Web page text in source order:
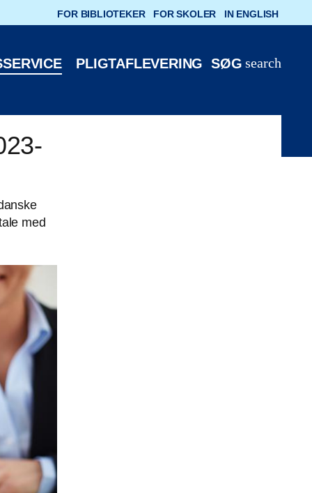
PLIGTAFLEVERING search
SØG
FOR BIBLIOTEKER FOR SKOLER IN ENGLISH
med